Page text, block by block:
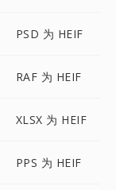
PSD 为 HEIF
RAF 为 HEIF
XLSX 为 HEIF
PPS 为 HEIF